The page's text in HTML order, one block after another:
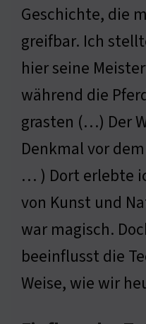
Geschichte, die
greifbar. Ich
hier seine
während die
grasten (…) Der
Denkmal vor
… ) Dort erlebte
von Kunst und
war magisch.
beeinflusst die
Weise, wie wir